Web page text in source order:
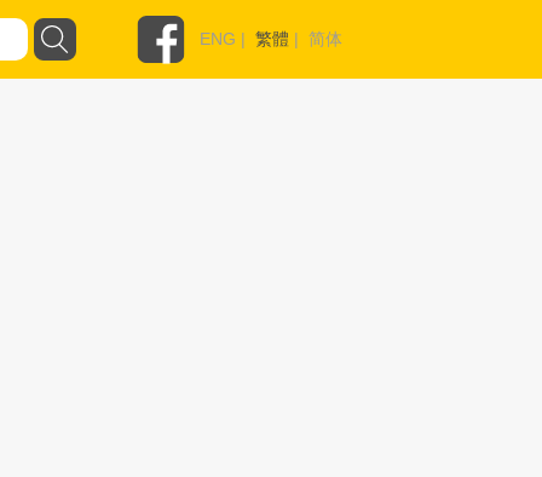
ENG | 繁體 | 简体